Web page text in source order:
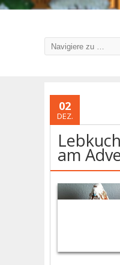
02
DEZ.
am